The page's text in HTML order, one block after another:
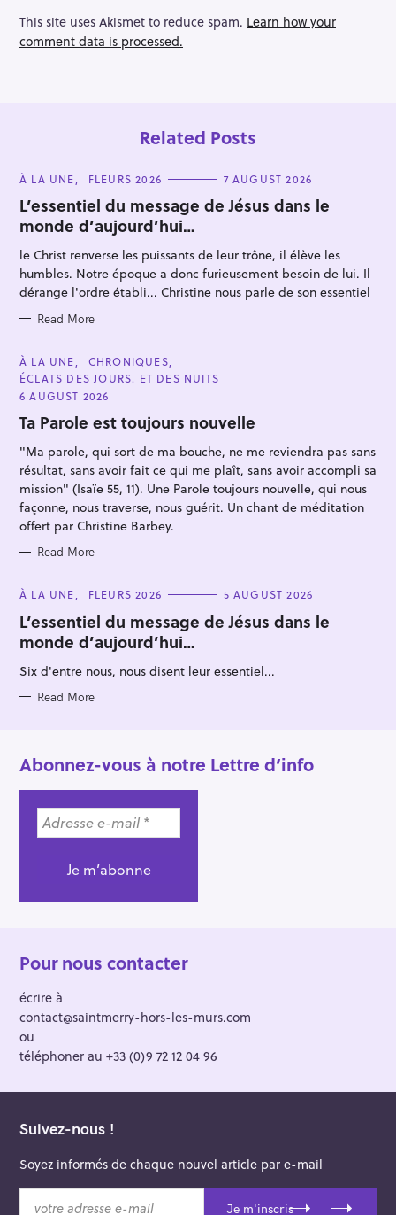
This site uses Akismet to reduce spam. Learn how your
comment data is processed.
Related Posts
C
T
E
G
O
R
I
E
S
À LA UNE FLEURS 2026 7 AUGUST 2026
L’essentiel du message de Jésus dans le
monde d’aujourd’hui…
le Christ renverse les puissants de leur trône, il élève les
humbles. Notre époque a donc furieusement besoin de lui. Il
dérange l'ordre établi... Christine nous parle de son essentiel
Read More
C
A
T
E
O
R
E
À LA UNE
CHRONIQUES
ÉCLATS DES JOURS. ET DES NUITS
6 AUGUST 2026
Ta Parole est toujours nouvelle
"Ma parole, qui sort de ma bouche, ne me reviendra pas sans
résultat, sans avoir fait ce qui me plaît, sans avoir accompli sa
mission" (Isaïe 55, 11). Une Parole toujours nouvelle, qui nous
façonne, nous traverse, nous guérit. Un chant de méditation
offert par Christine Barbey.
Read More
C
T
E
G
O
I
S
À LA UNE FLEURS 2026 5 AUGUST 2026
L’essentiel du message de Jésus dans le
monde d’aujourd’hui…
Six d'entre nous, nous disent leur essentiel...
Read More
Abonnez-vous à notre Lettre d’info
Pour nous contacter
écrire à
contact@saintmerry-hors-les-murs.com
ou
téléphoner au +33 (0)9 72 12 04 96
Suivez-nous !
Soyez informés de chaque nouvel article par e-mail
Je m'inscris